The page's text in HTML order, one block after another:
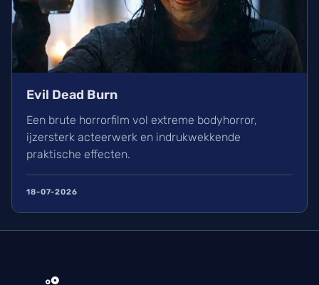
Evil Dead Burn
Een brute horrorfilm vol extreme bodyhorror,
ijzersterk acteerwerk en indrukwekkende
praktische effecten.
18-07-2026